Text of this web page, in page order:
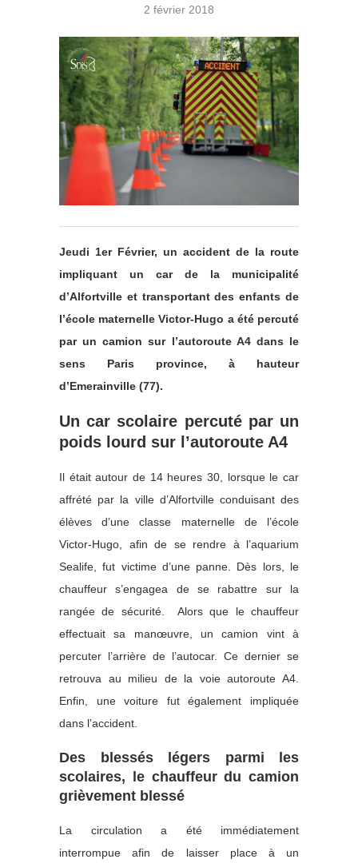
2 février 2018
Jeudi 1er Février, un accident de la route
impliquant un car de la municipalité
d’Alfortville et transportant des enfants de
l’école maternelle Victor-Hugo a été percuté
par un camion sur l’autoroute A4 dans le
sens Paris province, à hauteur
d’Emerainville (77).
Un car scolaire percuté par un
poids lourd sur l’autoroute A4
Il était autour de 14 heures 30, lorsque le car
affrété par la ville d’Alfortville conduisant des
élèves d’une classe maternelle de l’école
Victor-Hugo, afin de se rendre à l’aquarium
Sealife, fut victime d’une panne. Dès lors, le
chauffeur s’engagea de se rabattre sur la
rangée de sécurité. Alors que le chauffeur
effectuait sa manœuvre, un camion vint à
percuter l’arrière de l’autocar. Ce dernier se
retrouva au milieu de la voie autoroute A4.
Enfin, une voiture fut également impliquée
dans l’accident.
Des blessés légers parmi les
scolaires, le chauffeur du camion
grièvement blessé
La circulation a été immédiatement
interrompue afin de laisser place à un